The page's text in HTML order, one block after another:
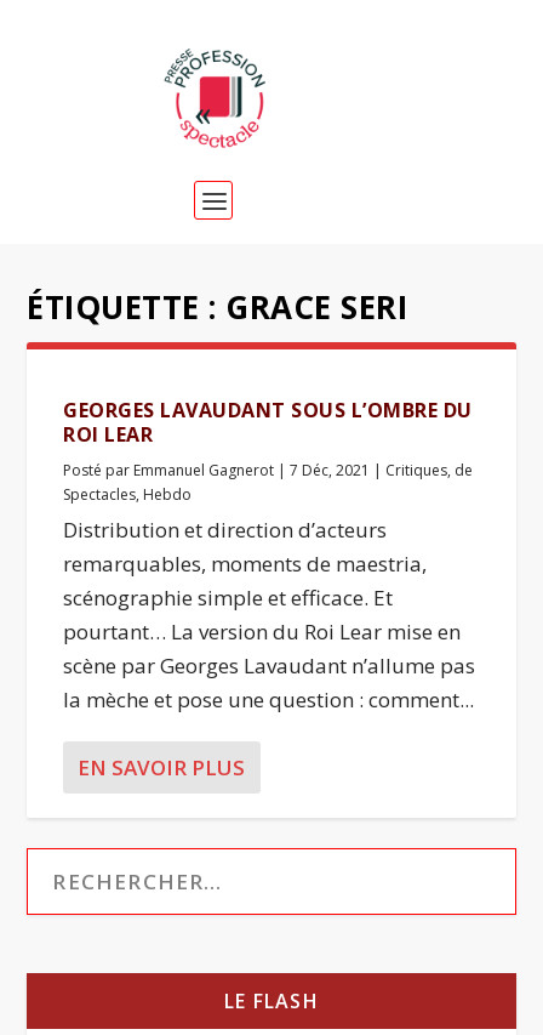
ÉTIQUETTE : GRACE SERI
GEORGES LAVAUDANT SOUS L’OMBRE DU
ROI LEAR
Posté par Emmanuel Gagnerot |7 Déc, 2021 | Critiques, de
Spectacles, Hebdo
Distribution et direction d’acteurs
remarquables, moments de maestria,
scénographie simple et efficace. Et
pourtant… La version du Roi Lear mise en
scène par Georges Lavaudant n’allume pas
la mèche et pose une question : comment...
EN SAVOIR PLUS
LE FLASH